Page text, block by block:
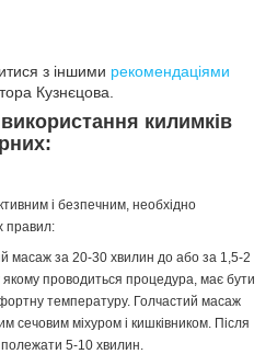
з іншими рекомендаціями
Кузнєцова.
килимків
і безпечним, необхідно
правил:
масаж за 20-30 хвилин до або за 1,5-2
проводиться процедура, має бути
температуру. Голчастий масаж
сечовим міхуром і кишківником. Після
5-10 хвилин.